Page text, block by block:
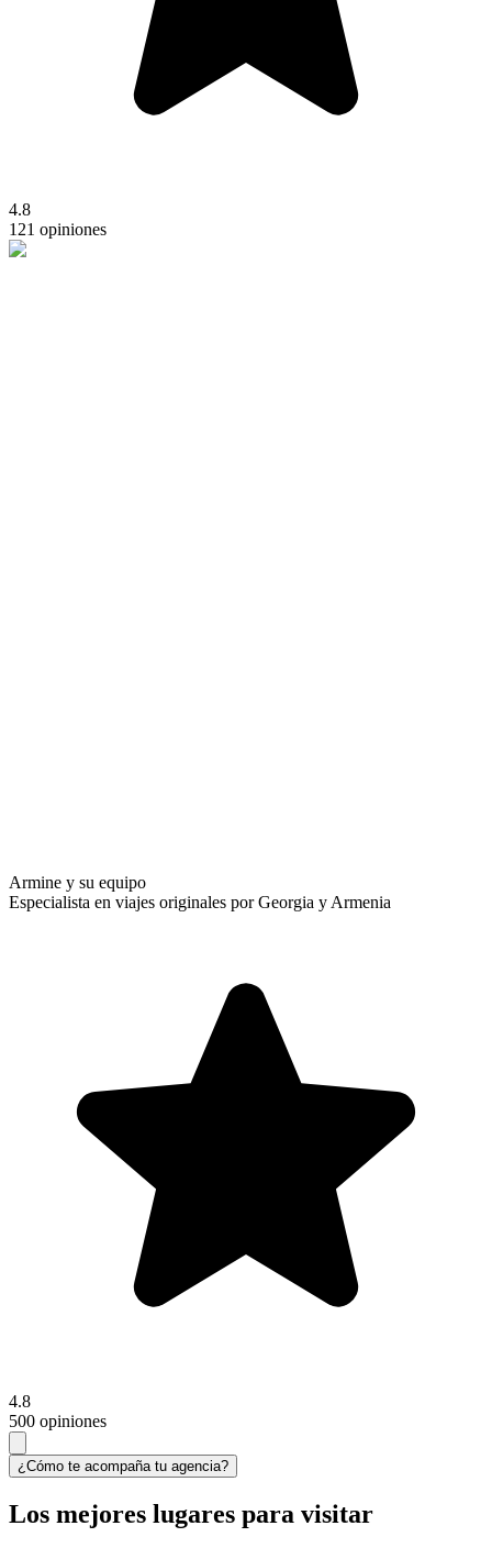
4.8
121 opiniones
Armine y su equipo
Especialista en viajes originales por Georgia y Armenia
4.8
500 opiniones
¿Cómo te acompaña tu agencia?
Los mejores lugares para visitar